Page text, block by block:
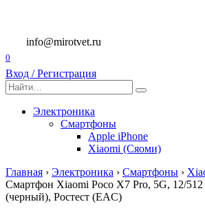
содержанию
info@mirotvet.ru
0
Вход / Регистрация
Search
for:
Электроника
Смартфоны
Apple iPhone
Xiaomi (Сяоми)
Главная › Электроника › Смартфоны ›
Смартфон Xiaomi Poco X7 Pro, 5G, 12/
(черный), Ростест (EAC)